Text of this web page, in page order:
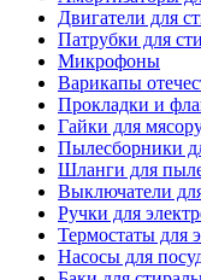
Двигатели для
Патрубки для
Микрофоны
Варикапы
Прокладки и
Гайки для
Пылесборники
Шланги для
Выключатели
Ручки для
Термостаты для
Насосы для